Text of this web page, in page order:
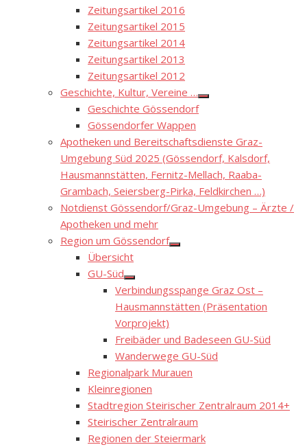
Zeitungsartikel 2016
Zeitungsartikel 2015
Zeitungsartikel 2014
Zeitungsartikel 2013
Zeitungsartikel 2012
Geschichte, Kultur, Vereine …
Show
Geschichte Gössendorf
Gössendorfer Wappen
Apotheken und Bereitschaftsdienste Graz-
Umgebung Süd 2025 (Gössendorf, Kalsdorf,
Hausmannstätten, Fernitz-Mellach, Raaba-
Grambach, Seiersberg-Pirka, Feldkirchen …)
Notdienst Gössendorf/Graz-Umgebung – Ärzte /
Apotheken und mehr
Region um Gössendorf
Show
Übersicht
GU-Süd
Show
sub
menu
Verbindungsspange Graz Ost –
Hausmannstätten (Präsentation
Vorprojekt)
Freibäder und Badeseen GU-Süd
Wanderwege GU-Süd
Regionalpark Murauen
Kleinregionen
Stadtregion Steirischer Zentralraum 2014+
Steirischer Zentralraum
Regionen der Steiermark